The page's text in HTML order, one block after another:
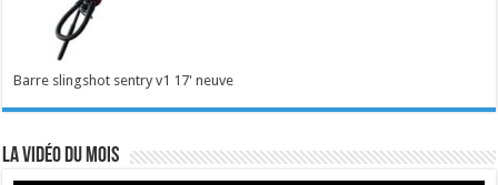
Barre slingshot sentry v1 17' neuve
La vidéo du mois